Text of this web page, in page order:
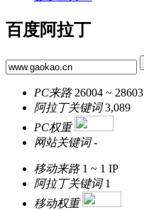
百度阿拉丁
PC来路 26004 ~ 28603
阿拉丁关键词 3,089
PC权重
网站关键词 -
移动来路 1 ~ 1 IP
阿拉丁关键词 1
移动权重